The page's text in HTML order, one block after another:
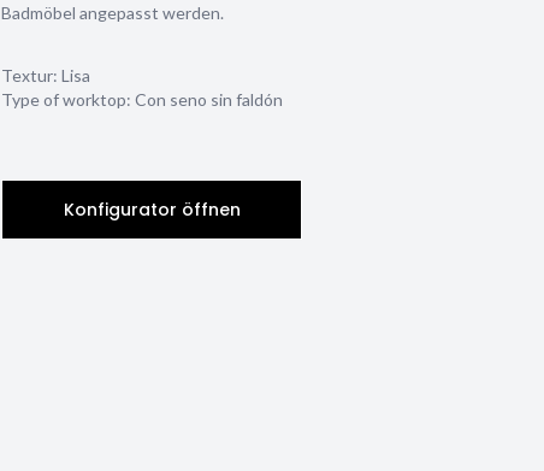
Badmöbel angepasst werden.
Textur:Lisa
Type of worktop:Con seno sin faldón
Konfigurator öffnen